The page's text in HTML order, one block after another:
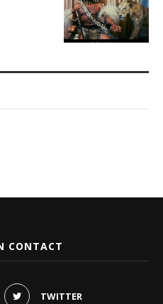
CONTACT
TWITTER